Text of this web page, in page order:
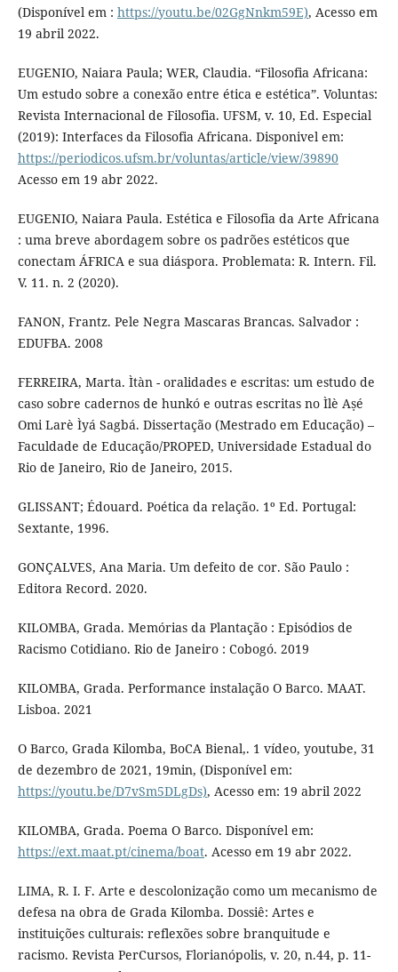
(Disponível em : https://youtu.be/02GgNnkm59E), Acesso em
19 abril 2022.
EUGENIO, Naiara Paula; WER, Claudia. “Filosofia Africana:
Um estudo sobre a conexão entre ética e estética”. Voluntas:
Revista Internacional de Filosofia. UFSM, v. 10, Ed. Especial
(2019): Interfaces da Filosofia Africana. Disponivel em:
https://periodicos.ufsm.br/voluntas/article/view/39890
Acesso em 19 abr 2022.
EUGENIO, Naiara Paula. Estética e Filosofia da Arte Africana
: uma breve abordagem sobre os padrões estéticos que
conectam ÁFRICA e sua diáspora. Problemata: R. Intern. Fil.
V. 11. n. 2 (2020).
FANON, Frantz. Pele Negra Mascaras Brancas. Salvador :
EDUFBA. 2008
FERREIRA, Marta. Ìtàn - oralidades e escritas: um estudo de
caso sobre cadernos de hunkó e outras escritas no Ìlè Aṣé
Omi Larè Ìyá Sagbá. Dissertação (Mestrado em Educação) –
Faculdade de Educação/PROPED, Universidade Estadual do
Rio de Janeiro, Rio de Janeiro, 2015.
GLISSANT; Édouard. Poética da relação. 1º Ed. Portugal:
Sextante, 1996.
GONÇALVES, Ana Maria. Um defeito de cor. São Paulo :
Editora Record. 2020.
KILOMBA, Grada. Memórias da Plantação : Episódios de
Racismo Cotidiano. Rio de Janeiro : Cobogó. 2019
KILOMBA, Grada. Performance instalação O Barco. MAAT.
Lisboa. 2021
O Barco, Grada Kilomba, BoCA Bienal,. 1 vídeo, youtube, 31
de dezembro de 2021, 19min, (Disponível em:
https://youtu.be/D7vSm5DLgDs), Acesso em: 19 abril 2022
KILOMBA, Grada. Poema O Barco. Disponível em:
https://ext.maat.pt/cinema/boat. Acesso em 19 abr 2022.
LIMA, R. I. F. Arte e descolonização como um mecanismo de
defesa na obra de Grada Kilomba. Dossiê: Artes e
instituições culturais: reflexões sobre branquitude e
racismo. Revista PerCursos, Florianópolis, v. 20, n.44, p. 11-